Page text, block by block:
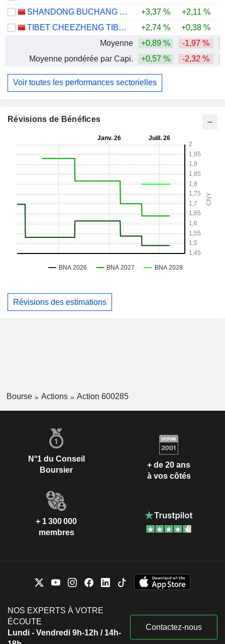
SHANDONG BUCHANG PHARMACEUTICALS CO., LTD.
+3,37 % +2,11 %
TIBET CHEEZHENG TIBETAN MEDICINE CO., LTD.
+2,74 % +0,38 %
Moyenne
+0,89 % -1,97 %
Moyenne pondérée par Capi.
+0,57 % -2,32 %
Voir toutes les performances sectorielles
Révisions de Bénéfices
Révisions des estimations
Bourse Actions Action 600285
N°1 du Conseil
Boursier
+ de 20 ans
à vos côtés
+ 1 300 000
membres
NOS EXPERTS À VOTRE
ÉCOUTE
Lundi - Vendredi 9h-12h / 14h-
Contactez-nous